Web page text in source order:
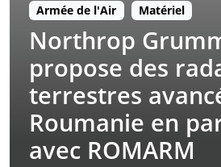
Armée de l'Air Matériel
Northrop
propose des
terrestres
Roumanie en
avec ROMARM